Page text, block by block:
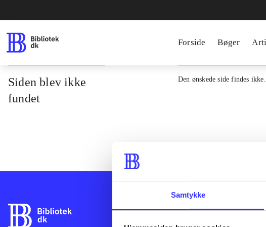
Samtykke
Forside Bøger
Siden blev ikke
fundet
Den ønskede side findes
Bibliotek.dk er en samlet